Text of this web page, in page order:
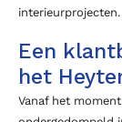
interieurprojecten.
Een
het
Vanaf het